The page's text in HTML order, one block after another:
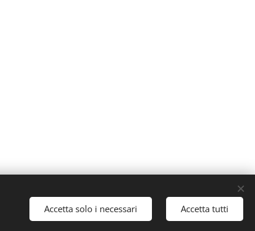
| Tutti i diritti riservati.
Accetta solo i necessari Accetta tutti